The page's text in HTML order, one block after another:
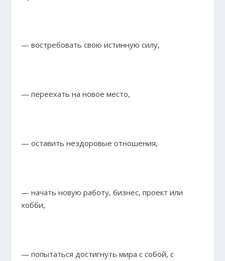
— востребовать свою истинную силу,
— переехать на новое место,
— оставить нездоровые отношения,
— начать новую работу, бизнес, проект или
хобби,
— попытаться достигнуть мира с собой, с